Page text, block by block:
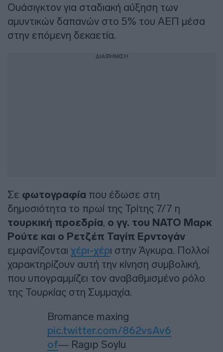
Ουάσιγκτον για σταδιακή αύξηση των
αμυντικών δαπανών στο 5% του ΑΕΠ μέσα
στην επόμενη δεκαετία.
ΔΙΑΦΗΜΙΣΗ
Σε φωτογραφία που έδωσε στη
δημοσιότητα το πρωί της Τρίτης 7/7 η
τουρκική προεδρία, ο γγ. του ΝΑΤΟ Μαρκ
Ρούτε και ο Ρετζέπ Ταγίπ Ερντογάν
εμφανίζονται χέρι-χέρι στην Άγκυρα. Πολλοί
χαρακτηρίζουν αυτή την κίνηση συμβολική,
που υπογραμμίζει τον αναβαθμισμένο ρόλο
της Τουρκίας στη Συμμαχία.
Bromance maxing
pic.twitter.com/862vsAv6
of— Ragıp Soylu